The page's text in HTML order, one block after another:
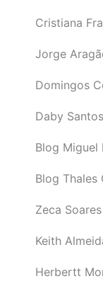
Cristiana
Jorge
Domingos
Daby Santos
Blog Miguel
Blog Thales
Zeca Soares
Keith
Herbertt